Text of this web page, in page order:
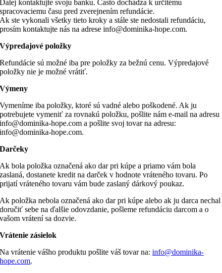
Ďalej kontaktujte svoju banku. Často dochádza k určitému
spracovaciemu času pred zverejnením refundácie.
Ak ste vykonali všetky tieto kroky a stále ste nedostali refundáciu,
prosím kontaktujte nás na adrese info@dominika-hope.com.
Výpredajové položky
Refundácie sú možné iba pre položky za bežnú cenu. Výpredajové
položky nie je možné vrátiť.
Výmeny
Vymeníme iba položky, ktoré sú vadné alebo poškodené. Ak ju
potrebujete vymeniť za rovnakú položku, pošlite nám e-mail na adresu
info@dominika-hope.com a pošlite svoj tovar na adresu:
info@dominika-hope.com.
Darčeky
Ak bola položka označená ako dar pri kúpe a priamo vám bola
zaslaná, dostanete kredit na darček v hodnote vráteného tovaru. Po
prijatí vráteného tovaru vám bude zaslaný dárkový poukaz.
Ak položka nebola označená ako dar pri kúpe alebo ak ju darca nechal
doručiť sebe na ďalšie odovzdanie, pošleme refundáciu darcom a o
vašom vrátení sa dozvie.
Vrátenie zásielok
Na vrátenie vášho produktu pošlite váš tovar na:info@dominika-
hope.com.